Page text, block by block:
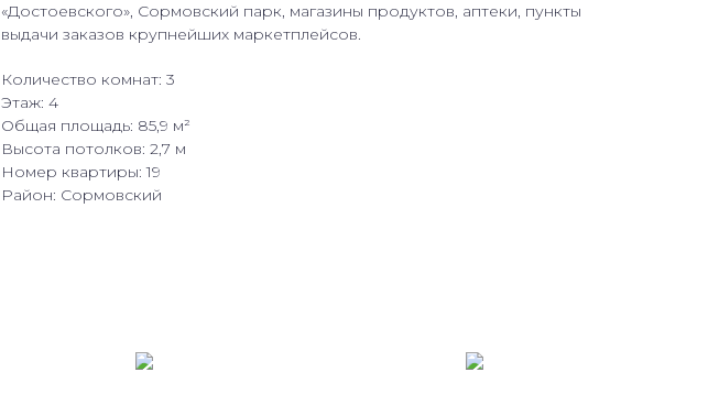
«Достоевского», Сормовский парк, магазины продуктов, аптеки, пункты
выдачи заказов крупнейших маркетплейсов.
Количество комнат: 3
Этаж: 4
Общая площадь: 85,9 м²
Высота потолков: 2,7 м
Номер квартиры: 19
Район: Сормовский